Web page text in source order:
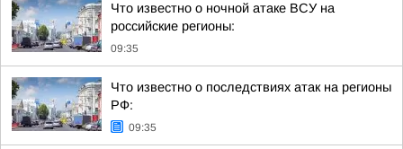
Что известно о ночной атаке ВСУ на
российские регионы:
09:35
Что известно о последствиях атак на регионы
РФ:
09:35